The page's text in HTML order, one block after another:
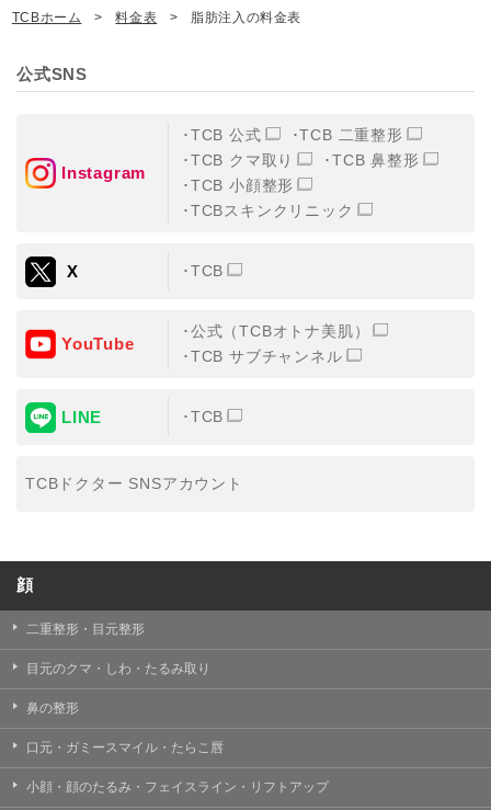
TCBホーム 料金表 脂肪注入の料金表
公式SNS
Instagram
TCB 公式
TCB 二重整形
TCB クマ取り
TCB 鼻整形
TCB 小顔整形
TCBスキンクリニック
X TCB
YouTube
公式（TCBオトナ美肌）
TCB サブチャンネル
LINE TCB
TCBドクター SNSアカウント
顔
二重整形・目元整形
目元のクマ・しわ・たるみ取り
鼻の整形
口元・ガミースマイル・たらこ唇
小顔・顔のたるみ・フェイスライン・リフトアップ